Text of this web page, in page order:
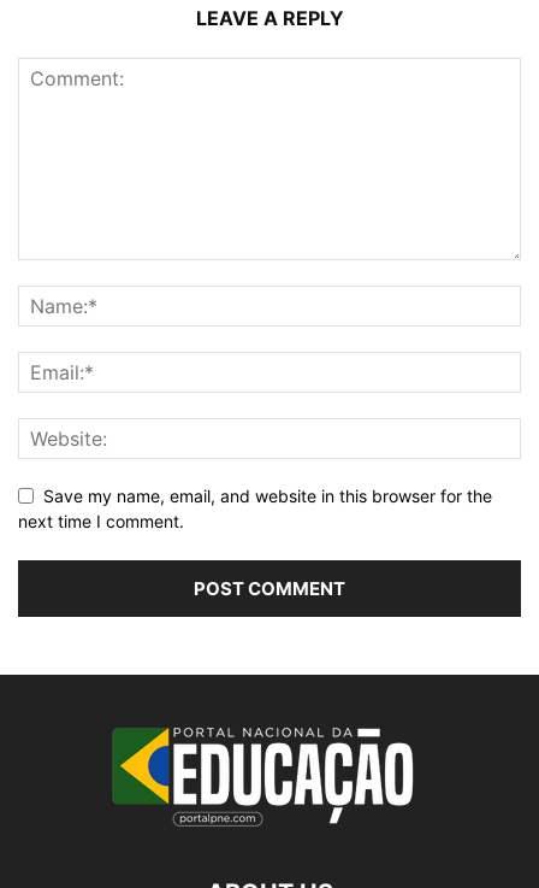
LEAVE A REPLY
Save my name, email, and website in this browser for the
next time I comment.